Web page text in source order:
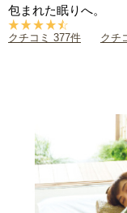
包まれた眠りへ。
クチコミ 377件 クチ